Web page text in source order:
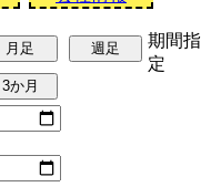
期間指
定